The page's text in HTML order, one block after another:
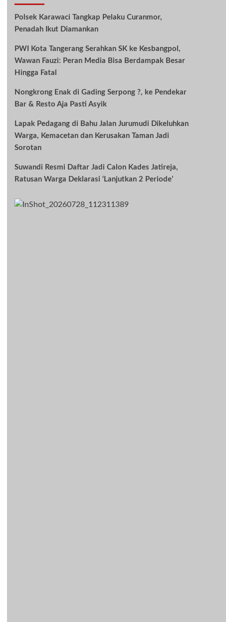
Polsek Karawaci Tangkap Pelaku Curanmor,
Penadah Ikut Diamankan
PWI Kota Tangerang Serahkan SK ke Kesbangpol,
Wawan Fauzi: Peran Media Bisa Berdampak Besar
Hingga Fatal
Nongkrong Enak di Gading Serpong ?, ke Pendekar
Bar & Resto Aja Pasti Asyik
Lapak Pedagang di Bahu Jalan Jurumudi Dikeluhkan
Warga, Kemacetan dan Kerusakan Taman Jadi
Sorotan
Suwandi Resmi Daftar Jadi Calon Kades Jatireja,
Ratusan Warga Deklarasi ‘Lanjutkan 2 Periode’